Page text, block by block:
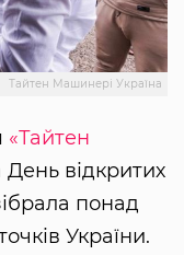
Тайтен Машинері Україна
«Тайтен
відкритих
понад
України.